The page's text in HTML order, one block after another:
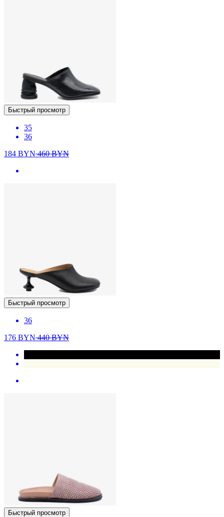
Быстрый просмотр
35
36
184 BYN460BYN
Быстрый просмотр
36
176 BYN440BYN
Быстрый просмотр